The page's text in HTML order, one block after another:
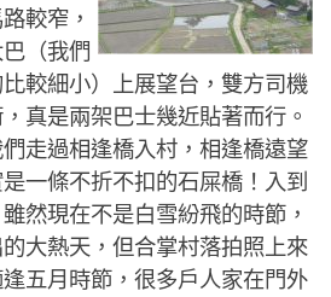
較窄，
（我們
較細小）上展望台，雙方司機
真是兩架巴士幾近貼著而行。
走過相逢橋入村，相逢橋遠望
一條不折不扣的石屎橋！入到
然現在不是白雪紛飛的時節，
大熱天，但合掌村落拍照上來
五月時節，很多戶人家在門外